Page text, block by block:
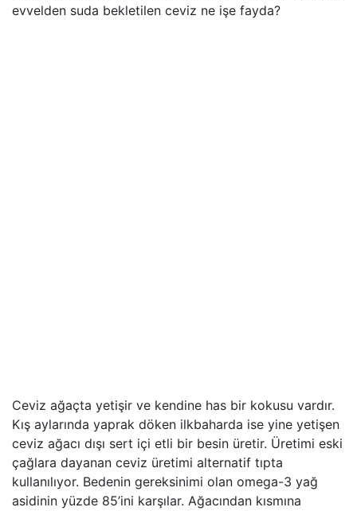
evvelden suda bekletilen ceviz ne işe fayda?
Ceviz ağaçta yetişir ve kendine has bir kokusu vardır.
Kış aylarında yaprak döken ilkbaharda ise yine yetişen
ceviz ağacı dışı sert içi etli bir besin üretir. Üretimi eski
çağlara dayanan ceviz üretimi alternatif tıpta
kullanılıyor. Bedenin gereksinimi olan omega-3 yağ
asidinin yüzde 85’ini karşılar. Ağacından kısmına